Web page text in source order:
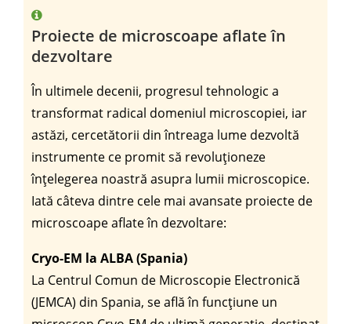
Proiecte de microscoape aflate în
dezvoltare
În ultimele decenii, progresul tehnologic a
transformat radical domeniul microscopiei, iar
astăzi, cercetătorii din întreaga lume dezvoltă
instrumente ce promit să revoluționeze
înțelegerea noastră asupra lumii microscopice.
Iată câteva dintre cele mai avansate proiecte de
microscoape aflate în dezvoltare:
Cryo-EM la ALBA (Spania)
La Centrul Comun de Microscopie Electronică
(JEMCA) din Spania, se află în funcțiune un